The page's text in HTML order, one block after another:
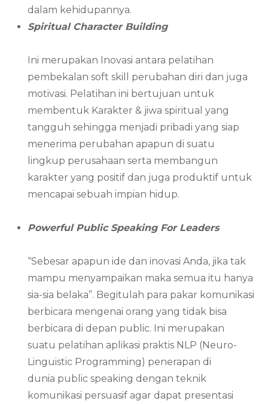
dalam kehidupannya.
Spiritual Character Building
Ini merupakan Inovasi antara pelatihan
pembekalan soft skill perubahan diri dan juga
motivasi. Pelatihan ini bertujuan untuk
membentuk Karakter & jiwa spiritual yang
tangguh sehingga menjadi pribadi yang siap
menerima perubahan apapun di suatu
lingkup perusahaan serta membangun
karakter yang positif dan juga produktif untuk
mencapai sebuah impian hidup.
Powerful Public Speaking For Leaders
“Sebesar apapun ide dan inovasi Anda, jika tak
mampu menyampaikan maka semua itu hanya
sia-sia belaka”. Begitulah para pakar komunikasi
berbicara mengenai orang yang tidak bisa
berbicara di depan public. Ini merupakan
suatu pelatihan aplikasi praktis NLP (Neuro-
Linguistic Programming) penerapan di
dunia public speaking dengan teknik
komunikasi persuasif agar dapat presentasi